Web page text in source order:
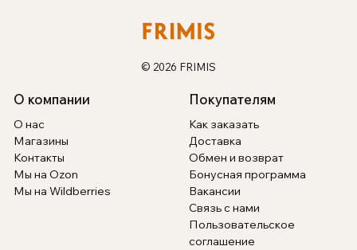
© 2026 FRIMIS
О компании
О нас
Магазины
Контакты
Мы на Ozon
Мы на Wildberries
Покупателям
Как заказать
Доставка
Обмен и возврат
Бонусная программа
Вакансии
Связь с нами
Пользовательское
соглашение